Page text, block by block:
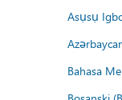
Asụsụ
Bahasa